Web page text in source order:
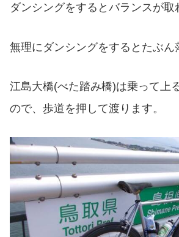
ダンシングをするとバランスが取
無理にダンシングをするとたぶん
江島大橋(べた踏み橋)は乗って上
ので、歩道を押して渡ります。